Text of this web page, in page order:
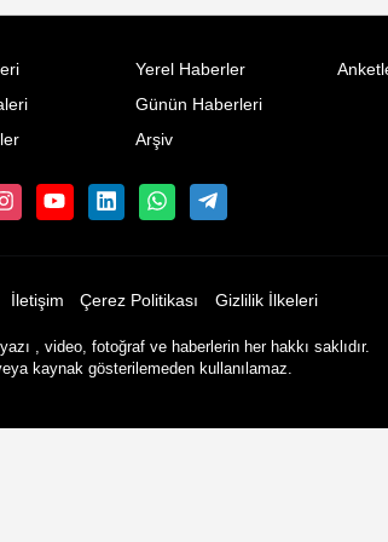
Yerel Haberler
Günün Haberleri
Arşiv
İletişim Çerez Politikası Gizlilik İlkeleri
, video, fotoğraf ve haberlerin her hakkı saklıdır.
kaynak gösterilemeden kullanılamaz.